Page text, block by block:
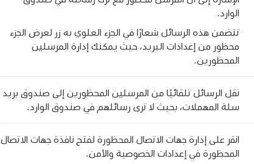
الوارد.
تتضمن هذه الرسائل شعارًا في الجزء العلوي به زر لعرض الجزء
محظور من إعدادات البريد، حيث يمكنك إدارة المرسلين
المحظورين.
نقل الرسائل تلقائيًا من المرسلين المحظورين إلى صندوق بريد
سلة المهملات، بحيث لا ترى رسائلهم في صندوق الوارد.
انقر على إدارة جهات الاتصال المحظورة لفتح نافذة جهات الاتصال
المحظورة في إعدادات الخصوصية والأمن.